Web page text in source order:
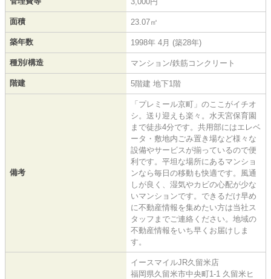
面積 23.07㎡
築年数 1998年 4月 (築28年)
種別/構造 マンション/鉄筋コンクリート
階建 5階建 地下1階
備考
「プレミール京町」のここがイチオ
シ。送り迎えも楽々。水天宮保育園
まで徒歩4分です。共用部にはエレベ
ータ・敷地内ごみ置き場など様々な
設備やサービスが揃っているので便
利です。平坦な場所にあるマンショ
ンなら毎日の移動も快適です。風通
しが良く、湿気やカビの心配が少な
いマンションです。できるだけ早め
に不動産情報を集めたい方は当社ス
タッフまでご連絡ください。地域の
不動産情報をいち早くお届けしま
す。
イースマイルJR久留米店
福岡県久留米市中央町1-1 久留米ヒ